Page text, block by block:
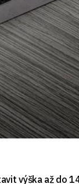
výška až do